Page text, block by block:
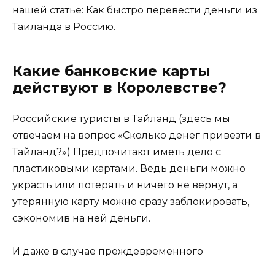
нашей статье: Как быстро перевести деньги из
Таиланда в Россию.
Какие банковские карты
действуют в Королевстве?
Российские туристы в Тайланд (здесь мы
отвечаем на вопрос «Сколько денег привезти в
Тайланд?») Предпочитают иметь дело с
пластиковыми картами. Ведь деньги можно
украсть или потерять и ничего не вернут, а
утерянную карту можно сразу заблокировать,
сэкономив на ней деньги.
И даже в случае преждевременного